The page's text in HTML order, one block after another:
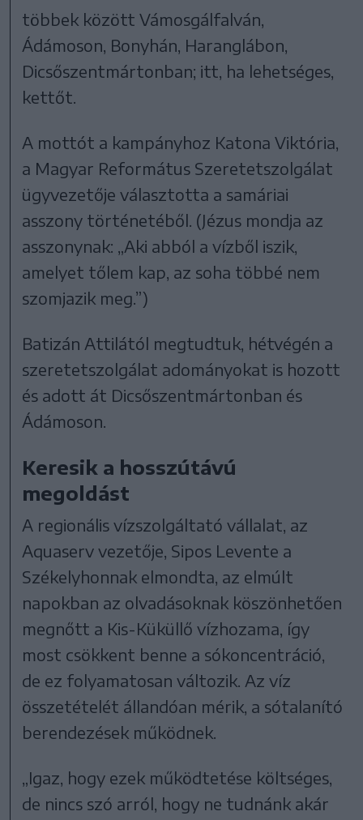
többek között Vámosgálfalván,
Ádámoson, Bonyhán, Haranglábon,
Dicsőszentmártonban; itt, ha lehetséges,
kettőt.
A mottót a kampányhoz Katona Viktória,
a Magyar Református Szeretetszolgálat
ügyvezetője választotta a samáriai
asszony történetéből. (Jézus mondja az
asszonynak: „Aki abból a vízből iszik,
amelyet tőlem kap, az soha többé nem
szomjazik meg.”)
Batizán Attilától megtudtuk, hétvégén a
szeretetszolgálat adományokat is hozott
és adott át Dicsőszentmártonban és
Ádámoson.
Keresik a hosszútávú
megoldást
A regionális vízszolgáltató vállalat, az
Aquaserv vezetője, Sipos Levente a
Székelyhonnak elmondta, az elmúlt
napokban az olvadásoknak köszönhetően
megnőtt a Kis-Küküllő vízhozama, így
most csökkent benne a sókoncentráció,
de ez folyamatosan változik. Az víz
összetételét állandóan mérik, a sótalanító
berendezések működnek.
„Igaz, hogy ezek működtetése költséges,
de nincs szó arról, hogy ne tudnánk akár